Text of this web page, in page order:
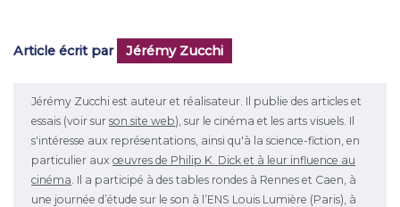
Article écrit par Jérémy Zucchi
Jérémy Zucchi est auteur et réalisateur. Il publie des articles et
essais (voir sur son site web), sur le cinéma et les arts visuels. Il
s'intéresse aux représentations, ainsi qu'à la science-fiction, en
particulier aux œuvres de Philip K. Dick et à leur influence au
cinéma . Il a participé à des tables rondes à Rennes et Caen, à
une journée d’étude sur le son à l’ENS Louis Lumière (Paris), à